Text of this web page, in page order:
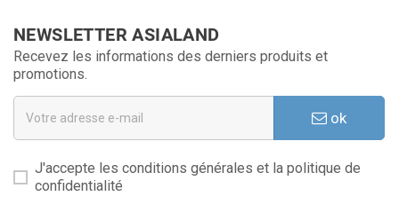
NEWSLETTER ASIALAND
Recevez les informations des derniers produits et
promotions.
ok
J'accepte les conditions générales et la politique de
confidentialité